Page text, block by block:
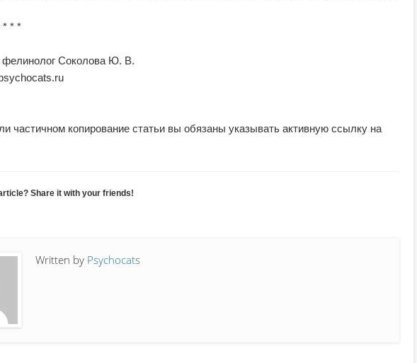
* * *
фелинолог Соколова Ю. В.
частичном копирование статьи вы обязаны указывать активную ссылку на
Share it with your friends!
Written by Psychocats